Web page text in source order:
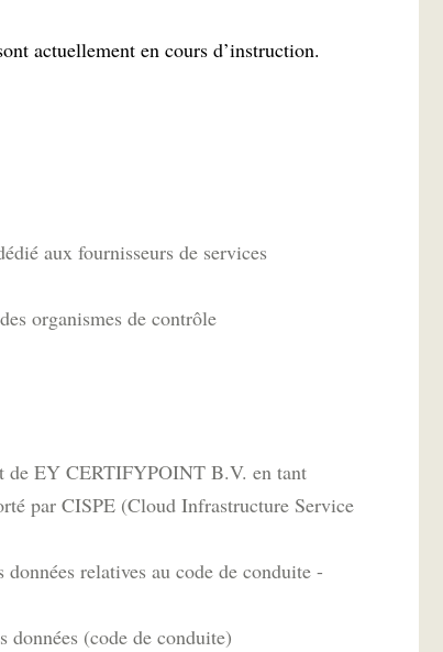
actuellement en cours d’instruction.
aux fournisseurs de services
organismes de contrôle
de EY CERTIFYPOINT B.V. en tant
par CISPE (Cloud Infrastructure Service
relatives au code de conduite -
(code de conduite)